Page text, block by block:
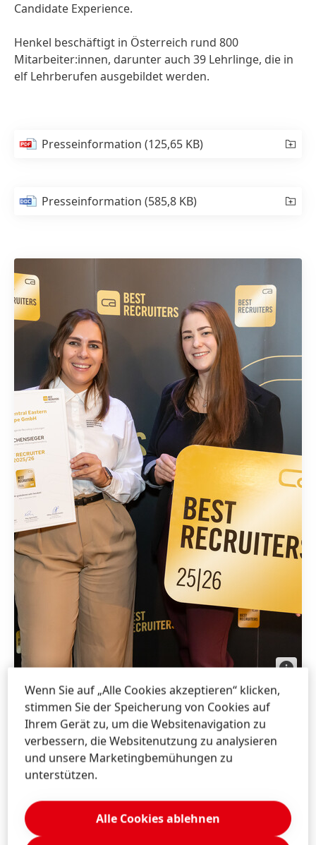
Candidate Experience.
Henkel beschäftigt in Österreich rund 800
Mitarbeiter:innen, darunter auch 39 Lehrlinge, die in
elf Lehrberufen ausgebildet werden.
Presseinformation(125,65 KB)
Presseinformation(585,8 KB)
BEST-
Melanie Zach(Talent Acquisition Austria &
South East Europe, links) und Anna-Maria
Hillgartner(Recruitment Specialist Austria,
rechts) freuen sich über die neuerliche Top-
Bewertung für Henkel im BEST RECRUITERS-
Wenn Sie auf „Alle Cookies akzeptieren“ klicken,
stimmen Sie der Speicherung von Cookies auf
Ihrem Gerät zu, um die Websitenavigation zu
verbessern, die Websitenutzung zu analysieren
und unsere Marketingbemühungen zu
unterstützen.
Alle Cookies ablehnen